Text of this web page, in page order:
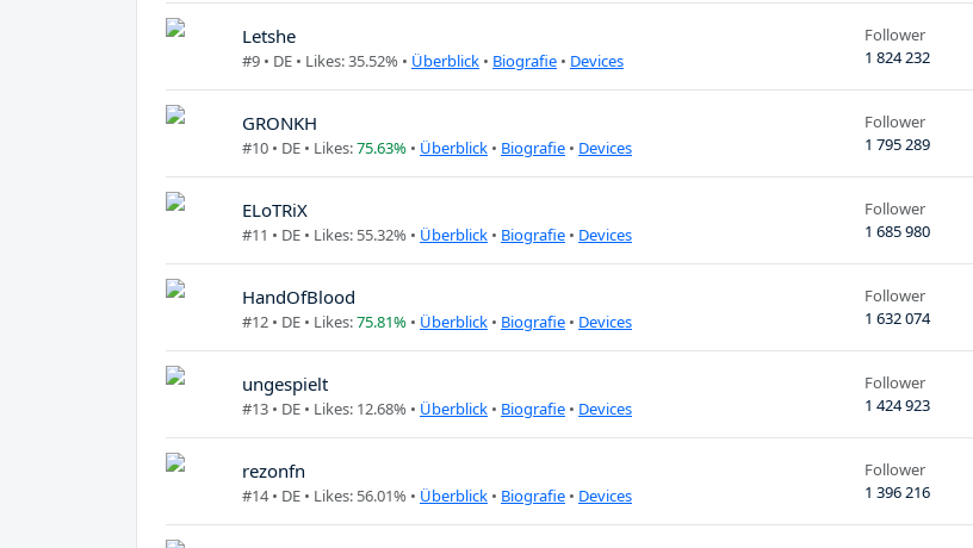
Letshe
#9 • DE • Likes: 35.52% • Überblick • Biografie • Devices
Follower
1 824 232
GRONKH
#10 • DE • Likes:75.63% • Überblick • Biografie • Devices
Follower
1 795 289
ELoTRiX
#11 • DE • Likes: 55.32% • Überblick • Biografie • Devices
Follower
1 685 980
HandOfBlood
#12 • DE • Likes:75.81% • Überblick • Biografie • Devices
Follower
1 632 074
ungespielt
#13 • DE • Likes: 12.68% • Überblick • Biografie • Devices
Follower
1 424 923
rezonfn
#14 • DE • Likes: 56.01% • Überblick • Biografie • Devices
Follower
1 396 216